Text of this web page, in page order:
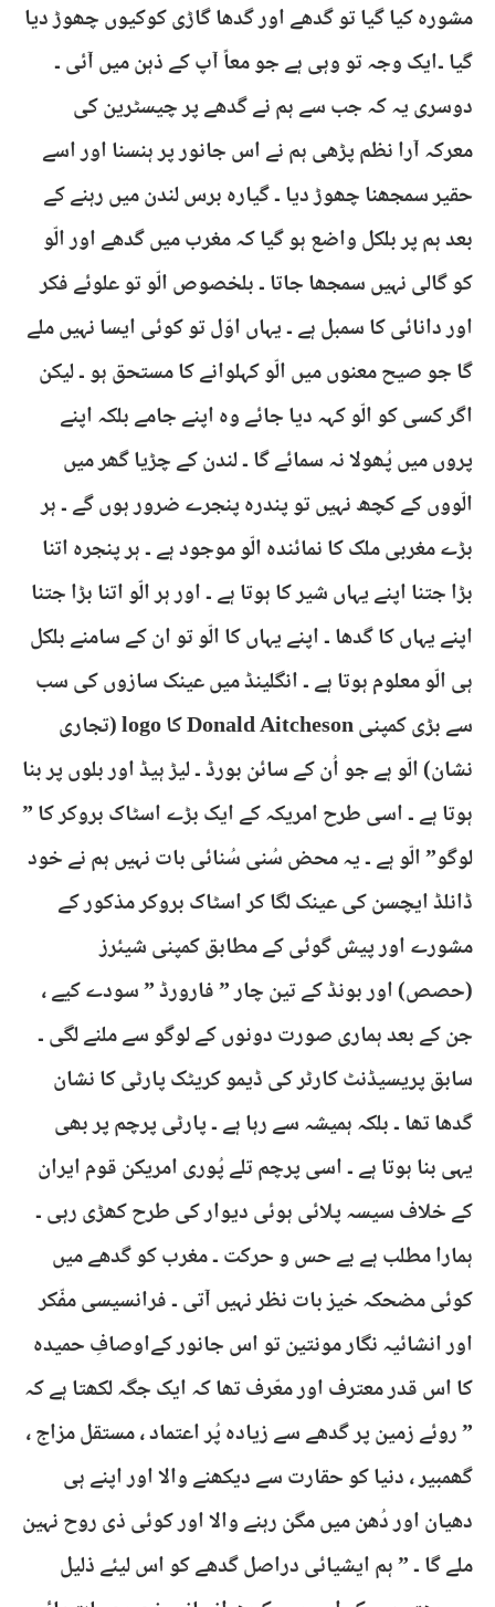
مشورہ کیا گیا تو گدھے اور گدھا گاڑی کوکیوں چھوڑ دیا
گیا ۔ایک وجہ تو وہی ہے جو معاً آپ کے ذہن میں آئی ۔
دوسری یہ کہ جب سے ہم نے گدھے پر چیسٹرین کی
معرکہ آرا نظم پڑھی ہم نے اس جانور پر ہنسنا اور اسے
حقیر سمجھنا چھوڑ دیا ۔ گیارہ برس لندن میں رہنے کے
بعد ہم پر بلکل واضع ہو گیا کہ مغرب میں گدھے اور الّو
کو گالی نہیں سمجھا جاتا ۔ بلخصوص الّو تو علوئے فکر
اور دانائی کا سمبل ہے ۔ یہاں اوّل تو کوئی ایسا نہیں ملے
گا جو صیح معنوں میں الّو کہلوانے کا مستحق ہو ۔ لیکن
اگر کسی کو الّو کہہ دیا جائے وہ اپنے جامے بلکہ اپنے
پروں میں پُھولا نہ سمائے گا ۔ لندن کے چڑیا گھر میں
الّووں کے کچھ نہیں تو پندرہ پنجرے ضرور ہوں گے ۔ ہر
بڑے مغربی ملک کا نمائندہ الّو موجود ہے ۔ ہر پنجرہ اتنا
بڑا جتنا اپنے یہاں شیر کا ہوتا ہے ۔ اور ہر الّو اتنا بڑا جتنا
اپنے یہاں کا گدھا ۔ اپنے یہاں کا الّو تو ان کے سامنے بلکل
ہی الّو معلوم ہوتا ہے ۔ انگلینڈ میں عینک سازوں کی سب
سے بڑی کمپنی Donald Aitcheson کا logo (تجاری
نشان) الّو ہے جو اُن کے سائن بورڈ ۔ لیڑ ہیڈ اور بلوں پر بنا
ہوتا ہے ۔ اسی طرح امریکہ کے ایک بڑے اسٹاک بروکر کا ”
لوگو” الّو ہے ۔ یہ محض سُنی سُنائی بات نہیں ہم نے خود
ڈانلڈ ایچسن کی عینک لگا کر اسٹاک بروکر مذکور کے
مشورے اور پیش گوئی کے مطابق کمپنی شیئرز
(حصص) اور بونڈ کے تین چار ” فارورڈ ” سودے کیے ،
جن کے بعد ہماری صورت دونوں کے لوگو سے ملنے لگی ۔
سابق پریسیڈنٹ کارٹر کی ڈیمو کریٹک پارٹی کا نشان
گدھا تھا ۔ بلکہ ہمیشہ سے رہا ہے ۔ پارٹی پرچم پر بھی
یہی بنا ہوتا ہے ۔ اسی پرچم تلے پُوری امریکن قوم ایران
کے خلاف سیسہ پلائی ہوئی دیوار کی طرح کھڑی رہی ۔
ہمارا مطلب ہے بے حس و حرکت ۔ مغرب کو گدھے میں
کوئی مضحکہ خیز بات نظر نہیں آتی ۔ فرانسیسی مفّکر
اور انشائیہ نگار مونتین تو اس جانور کےاوصافِ حمیدہ
کا اس قدر معترف اور معّرف تھا کہ ایک جگہ لکھتا ہے کہ
” روئے زمین پر گدھے سے زیادہ پُر اعتماد ، مستقل مزاج ،
گھمبیر ، دنیا کو حقارت سے دیکھنے والا اور اپنے ہی
دھیان اور دُھن میں مگن رہنے والا اور کوئی ذی روح نہین
ملے گا ۔ ” ہم ایشیائی دراصل گدھے کو اس لیئے ذلیل